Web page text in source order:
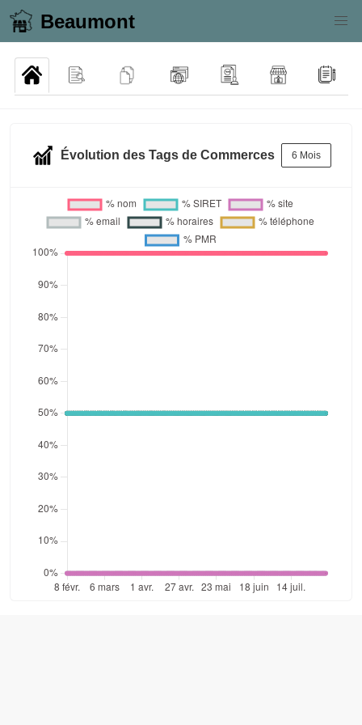
Beaumont
Évolution des Tags de Commerces 6 Mois